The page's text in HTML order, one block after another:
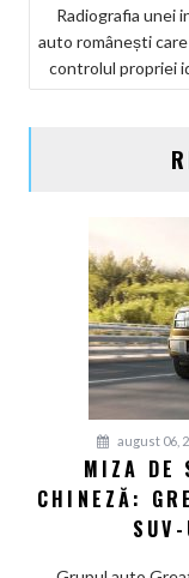
ARTICOLE
Radiografia unei
auto românești
controlul propriei
august 06,
MIZA DE
CHINEZĂ: